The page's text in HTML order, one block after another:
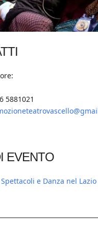
5881021
EVENTO
e Danza nel Lazio